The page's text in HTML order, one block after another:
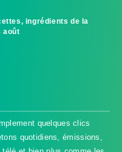
ingrédients de la
août
quelques clics
quotidiens, émissions,